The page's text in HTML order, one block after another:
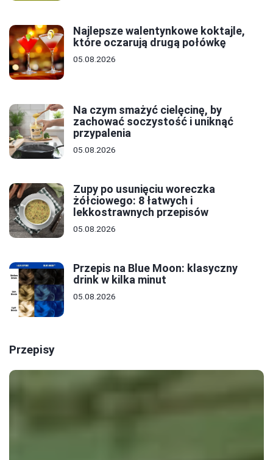
Najlepsze walentynkowe koktajle,
które oczarują drugą połówkę
05.08.2026
Na czym smażyć cielęcinę, by
zachować soczystość i uniknąć
przypalenia
05.08.2026
Zupy po usunięciu woreczka
żółciowego: 8 łatwych i
lekkostrawnych przepisów
05.08.2026
Przepis na Blue Moon: klasyczny
drink w kilka minut
05.08.2026
Przepisy